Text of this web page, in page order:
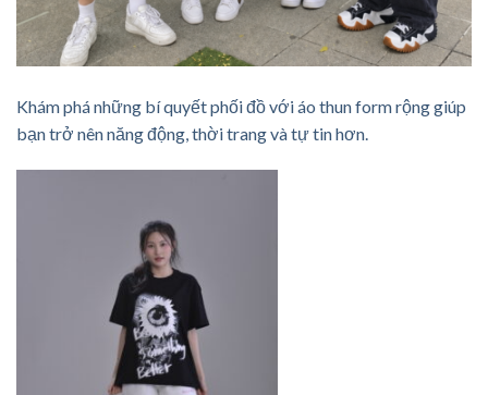
Khám phá những bí quyết phối đồ với áo thun form rộng giúp
bạn trở nên năng động, thời trang và tự tin hơn.